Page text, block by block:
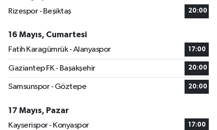
Rizespor - Beşiktaş
20:00
16 Mayıs, Cumartesi
Fatih Karagümrük - Alanyaspor
17:00
Gaziantep FK - Başakşehir 20:00
Samsunspor - Göztepe 20:00
17 Mayıs, Pazar
Kayserispor - Konyaspor
17:00